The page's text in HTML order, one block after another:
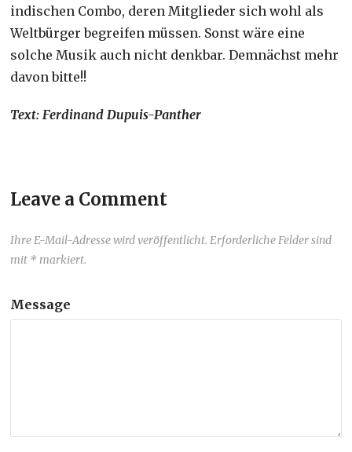
indischen Combo, deren Mitglieder sich wohl als
Weltbürger begreifen müssen. Sonst wäre eine
solche Musik auch nicht denkbar. Demnächst mehr
davon bitte!!
Text: Ferdinand Dupuis-Panther
Leave a Comment
Ihre E-Mail-Adresse wird veröffentlicht. Erforderliche Felder sind
mit * markiert.
Message